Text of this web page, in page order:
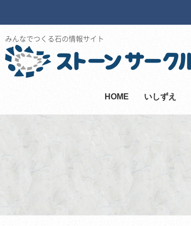
みんなでつくる石の情報サイト
HOME いしずえ